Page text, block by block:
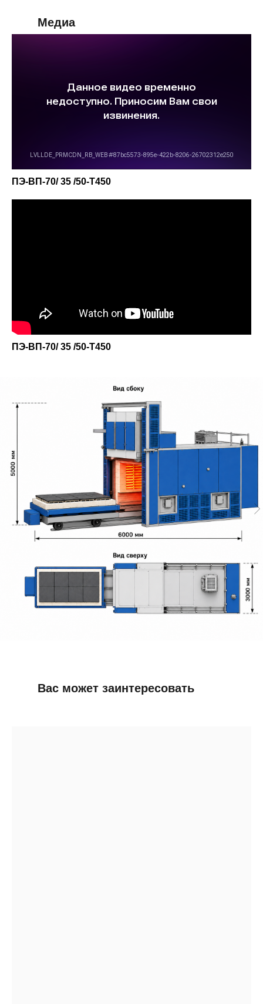
Медиа
ПЭ-ВП-70/ 35 /50-T450
ПЭ-ВП-70/ 35 /50-T450
Вас может заинтересовать